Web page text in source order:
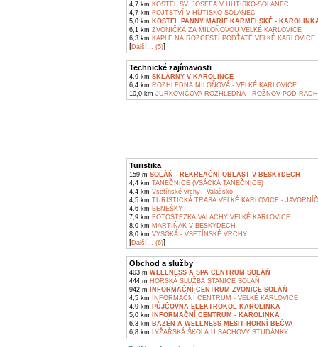
4,7 km KOSTEL SV. JOSEFA V HUTISKO-SOLANEC
4,7 km FOJTSTVÍ V HUTISKO-SOLANEC
5,0 km KOSTEL PANNY MARIE KARMELSKÉ -
6,1 km ZVONIČKA ZA MILOŇOVOU VELKÉ KARLOVICE
6,3 km KAPLE NA ROZCESTÍ PODŤATÉ VELKÉ KARLOVICE
[Další... (5)]
Technické zajímavosti
4,9 km SKLÁRNY V KAROLINCE
6,4 km ROZHLEDNA MILOŇOVÁ - VELKÉ KARLOVICE
10,0 km JURKOVIČOVA ROZHLEDNA - ROŽNOV POD
Turistika
159 m SOLÁŇ - REKREAČNÍ OBLAST V BESKYDECH
4,4 km TANEČNICE (VSÁCKÁ TANEČNICE)
4,4 km Vsetínské vrchy - Valašsko
4,5 km TURISTICKÁ TRASA VELKÉ KARLOVICE -
4,6 km BENEŠKY
7,9 km FOTOSTEZKA VALACHY VELKÉ KARLOVICE
8,0 km MARTIŇÁK V BESKYDECH
8,0 km VYSOKÁ - VSETÍNSKÉ VRCHY
[Další... (6)]
Obchod a služby
403 m WELLNESS A SPA CENTRUM SOLÁŇ
444 m HORSKÁ SLUŽBA STANICE SOLÁŇ
942 m
INFORMAČNÍ CENTRUM ZVONICE SOLÁŇ
4,5 km INFORMAČNÍ CENTRUM - VELKÉ KARLOVICE
4,9 km PŮJČOVNA ELEKTROKOL KAROLINKA
5,0 km
INFORMAČNÍ CENTRUM - KAROLINKA
6,3 km BAZÉN A WELLNESS MESIT HORNÍ BEČVA
6,8 km LYŽAŘSKÁ ŠKOLA U SACHOVY STUDÁNKY